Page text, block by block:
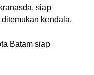
siap
kendala.
Batam siap